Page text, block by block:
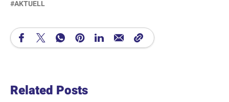
AKTUELL
Related Posts